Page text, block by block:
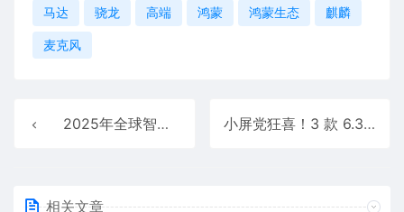
马达 骁龙 高端 鸿蒙 鸿蒙生态 麒麟
麦克风
2025年全球智能手机产量12.5亿台！小米国产品牌第一 小屏党狂喜！3 款 6.3 英寸旗舰还能再战 5 年，三主摄 + 满配存储，2999 元起闭眼冲
相关文章